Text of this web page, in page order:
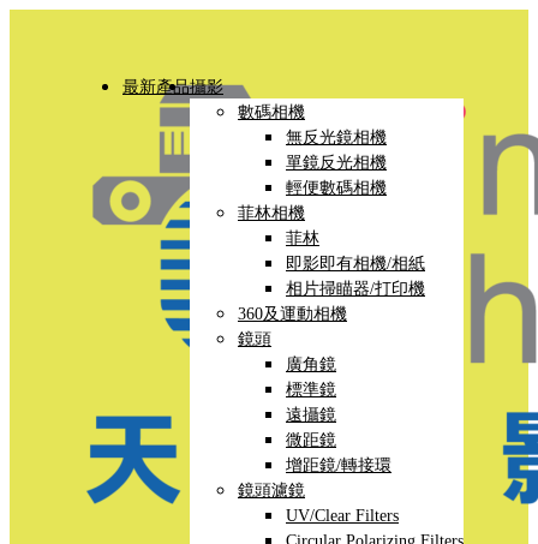
最新產品攝影
數碼相機
無反光鏡相機
單鏡反光相機
輕便數碼相機
菲林相機
菲林
即影即有相機/相紙
相片掃瞄器/打印機
360及運動相機
鏡頭
廣角鏡
標準鏡
遠攝鏡
微距鏡
增距鏡/轉接環
鏡頭濾鏡
UV/Clear Filters